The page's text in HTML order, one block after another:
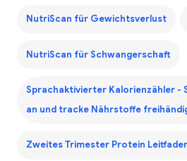
NutriScan für Gewichtsverlust
NutriScan für Schwangerschaft
Sprachaktivierter Kalorienzähler -
an und tracke Nährstoffe
Zweites Trimester Protein